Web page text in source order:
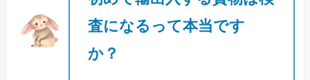
査になるって本当です
か？